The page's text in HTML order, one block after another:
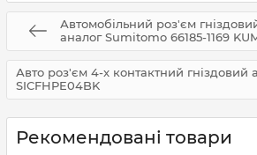
Автомобільний роз'єм
аналог Sumitomo 66185-1169
Авто роз'єм 4-x контактний гніздовий
SICFHPE04BK
Рекомендовані товари